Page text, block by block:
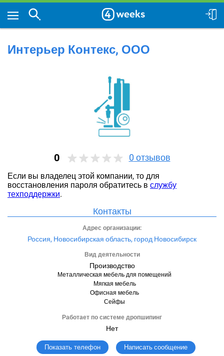
Интерьер Контекс, ООО
0 0 отзывов
Если вы владелец этой компании, то для
восстановления пароля обратитесь в службу
техподдержки.
Контакты
Адрес организации:
Россия, Новосибирская область, город Новосибирск
Вид деятельности
Производство
Металлическая мебель для помещений
Мягкая мебель
Офисная мебель
Сейфы
Работает по системе дропшипинг
Нет
Показать телефон Написать сообщение